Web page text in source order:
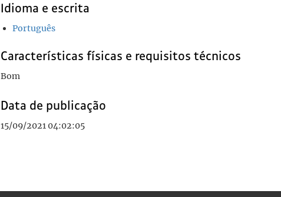
Idioma e escrita
Português
Características físicas e requisitos técnicos
Bom
Data de publicação
15/09/2021 04:02:05